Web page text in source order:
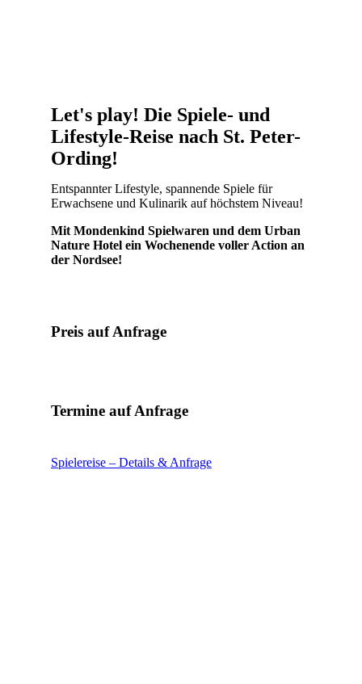
Let's play! Die Spiele- und
Lifestyle-Reise nach St. Peter-
Ording!
Entspannter Lifestyle, spannende Spiele für
Erwachsene und Kulinarik auf höchstem Niveau!
Mit Mondenkind Spielwaren und dem Urban
Nature Hotel ein Wochenende voller Action an
der Nordsee!
Preis auf Anfrage
Termine auf Anfrage
Spielereise – Details & Anfrage